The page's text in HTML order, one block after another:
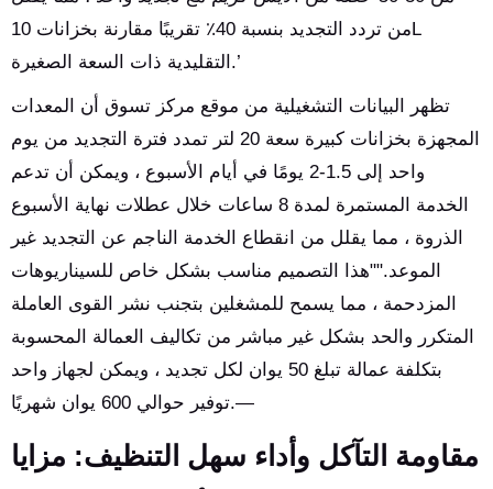
من تردد التجديد بنسبة 40٪ تقريبًا مقارنة بخزانات 10L
التقليدية ذات السعة الصغيرة.’
تظهر البيانات التشغيلية من موقع مركز تسوق أن المعدات
المجهزة بخزانات كبيرة سعة 20 لتر تمدد فترة التجديد من يوم
واحد إلى 1.5-2 يومًا في أيام الأسبوع ، ويمكن أن تدعم
الخدمة المستمرة لمدة 8 ساعات خلال عطلات نهاية الأسبوع
الذروة ، مما يقلل من انقطاع الخدمة الناجم عن التجديد غير
الموعد.""هذا التصميم مناسب بشكل خاص للسيناريوهات
المزدحمة ، مما يسمح للمشغلين بتجنب نشر القوى العاملة
المتكرر والحد بشكل غير مباشر من تكاليف العمالة المحسوبة
بتكلفة عمالة تبلغ 50 يوان لكل تجديد ، ويمكن لجهاز واحد
توفير حوالي 600 يوان شهريًا.—
مقاومة التآكل وأداء سهل التنظيف: مزايا